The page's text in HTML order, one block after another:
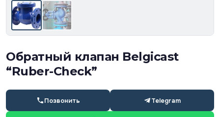
Обратный клапан Belgicast
“Ruber-Check”
Позвонить Telegram